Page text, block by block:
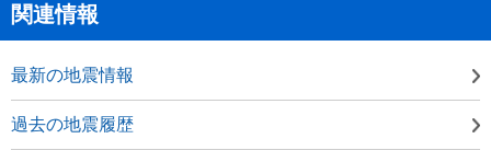
関連情報
最新の地震情報
過去の地震履歴